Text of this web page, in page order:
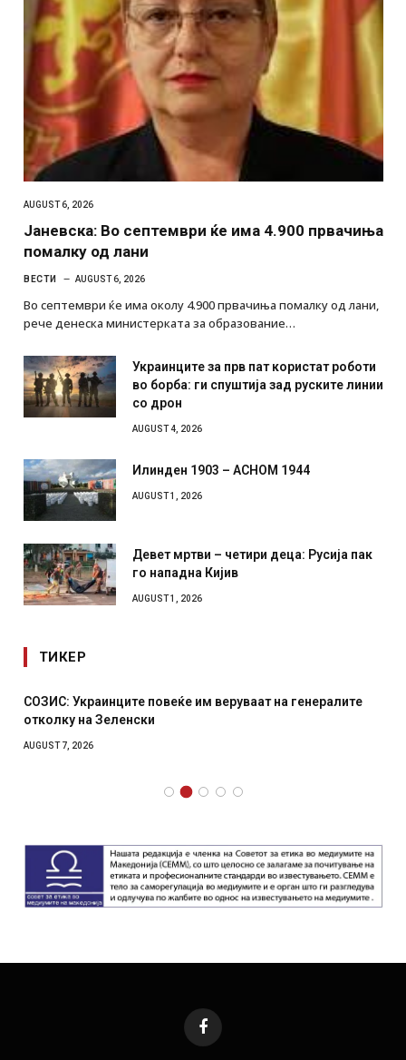
AUGUST 6, 2026
Јаневска: Во септември ќе има 4.900 првачиња
помалку од лани
ВЕСТИ AUGUST 6, 2026
Во септември ќе има околу 4.900 првачиња помалку од лани,
рече денеска министерката за образование…
Украинците за прв пат користат роботи
во борба: ги спуштија зад руските линии
со дрон
AUGUST 4, 2026
Илинден 1903 – АСНОМ 1944
AUGUST 1, 2026
Девет мртви – четири деца: Русија пак
го нападна Кијив
AUGUST 1, 2026
ТИКЕР
СОЗИС: Украинците повеќе им веруваат на генералите
отколку на Зеленски
AUGUST 7, 2026
Facebook